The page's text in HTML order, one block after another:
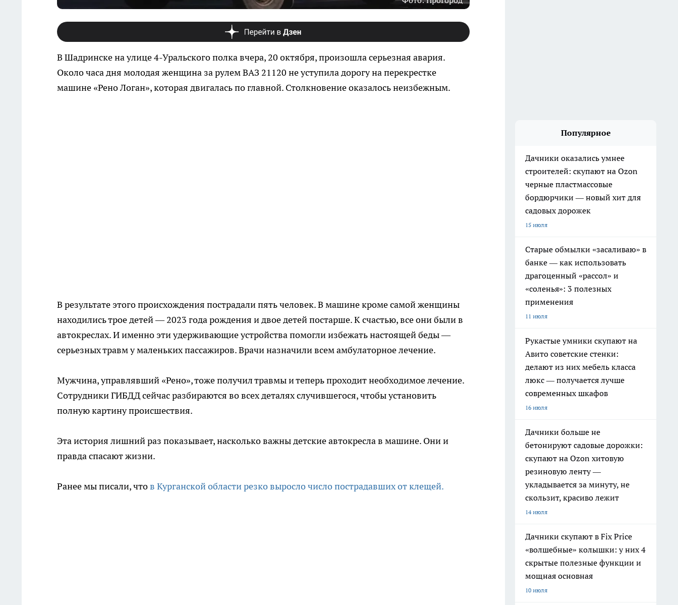
В Шадринске на улице 4-Уральского полка вчера, 20 октября, произошла серьезная авария.
Около часа дня молодая женщина за рулем ВАЗ 21120 не уступила дорогу на перекрестке
машине «Рено Логан», которая двигалась по главной. Столкновение оказалось неизбежным.
В результате этого происхождения пострадали пять человек. В машине кроме самой женщины
находились трое детей — 2023 года рождения и двое детей постарше. К счастью, все они были в
автокреслах. И именно эти удерживающие устройства помогли избежать настоящей беды —
серьезных травм у маленьких пассажиров. Врачи назначили всем амбулаторное лечение.
Мужчина, управлявший «Рено», тоже получил травмы и теперь проходит необходимое лечение.
Сотрудники ГИБДД сейчас разбираются во всех деталях случившегося, чтобы установить
полную картину происшествия.
Эта история лишний раз показывает, насколько важны детские автокресла в машине. Они и
правда спасают жизни.
Ранее мы писали, чтов Курганской области резко выросло число пострадавших от клещей.
Популярное
Дачники оказались умнее
строителей: скупают на Ozon
черные пластмассовые
бордюрчики — новый хит для
садовых дорожек
15 июля
Старые обмылки «засаливаю» в
банке — как использовать
драгоценный «рассол» и
«соленья»: 3 полезных
применения
11 июля
Рукастые умники скупают на
Авито советские стенки:
делают из них мебель класса
люкс — получается лучше
современных шкафов
16 июля
Дачники больше не
бетонируют садовые дорожки:
скупают на Ozon хитовую
резиновую ленту —
укладывается за минуту, не
скользит, красиво лежит
14 июля
Дачники скупают в Fix Price
«волшебные» колышки: у них 4
скрытые полезные функции и
мощная основная
10 июля